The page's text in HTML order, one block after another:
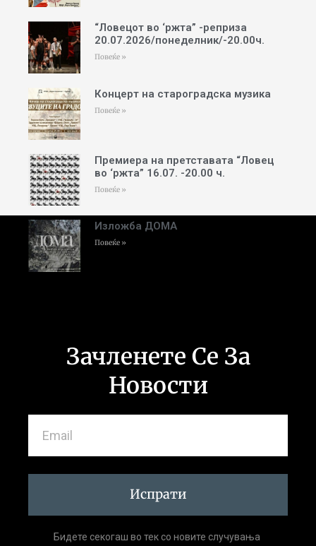
“Ловецот во ‘ржта” -реприза
20.07.2026/понеделник/-20.00ч.
Повеќе »
Концерт на староградска музика
Повеќе »
Премиера на претставата “Ловец
во ‘ржта” 16.07. -20.00 ч.
Повеќе »
Изложба ДОМА
Повеќе »
Зачленете Се За
Новости
Испрати
Бидете секогаш во тек со новите случувања